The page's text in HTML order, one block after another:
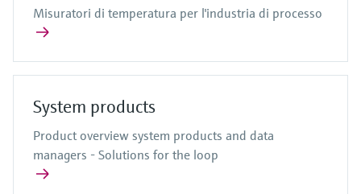
Misuratori di temperatura per l'industria di processo
System products
Product overview system products and data
managers - Solutions for the loop